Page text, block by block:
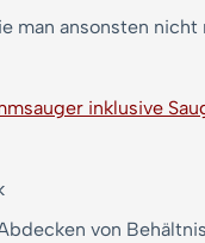
man ansonsten
inklusive
von